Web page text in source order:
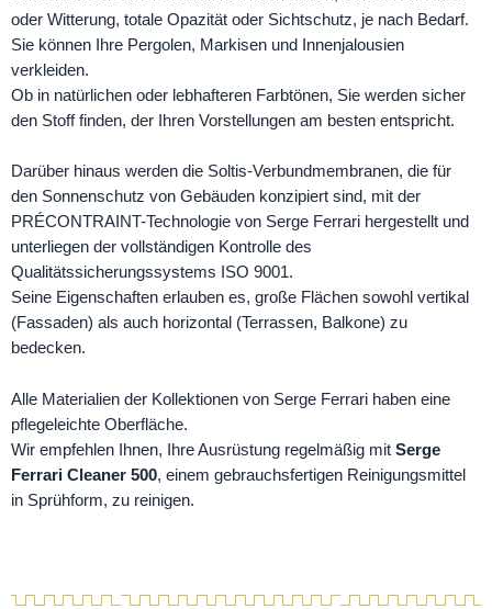
oder Witterung, totale Opazität oder Sichtschutz, je nach Bedarf.
Sie können Ihre Pergolen, Markisen und Innenjalousien
verkleiden.
Ob in natürlichen oder lebhafteren Farbtönen, Sie werden sicher
den Stoff finden, der Ihren Vorstellungen am besten entspricht.
Darüber hinaus werden die Soltis-Verbundmembranen, die für
den Sonnenschutz von Gebäuden konzipiert sind, mit der
PRÉCONTRAINT-Technologie von Serge Ferrari hergestellt und
unterliegen der vollständigen Kontrolle des
Qualitätssicherungssystems ISO 9001.
Seine Eigenschaften erlauben es, große Flächen sowohl vertikal
(Fassaden) als auch horizontal (Terrassen, Balkone) zu
bedecken.
Alle Materialien der Kollektionen von Serge Ferrari haben eine
pflegeleichte Oberfläche.
Wir empfehlen Ihnen, Ihre Ausrüstung regelmäßig mit Serge
Ferrari Cleaner 500, einem gebrauchsfertigen Reinigungsmittel
in Sprühform, zu reinigen.